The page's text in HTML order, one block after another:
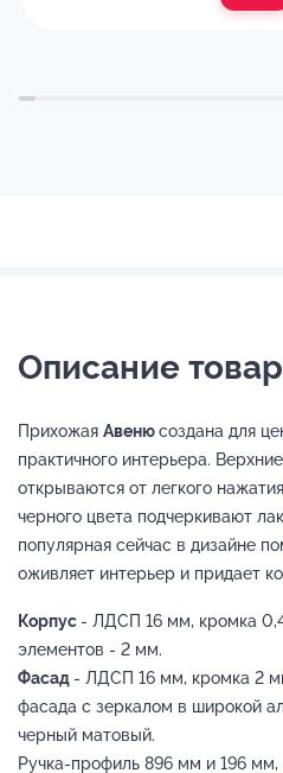
Описание
Прихожая Авенюсоздана для
практичного интерьера.
открываются от легкого
черного цвета подчеркивают
популярная сейчас в дизайне
оживляет интерьер и придает
Корпус - ЛДСП 16 мм, кромка
элементов - 2 мм.
Фасад - ЛДСП 16 мм, кромка 2
фасада с зеркалом в широкой
черный матовый.
Ручка-профиль 896 мм и 196